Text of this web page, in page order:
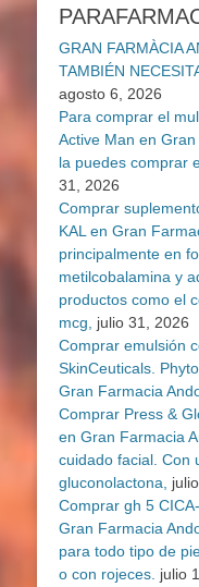
GRAN FARMÀCIA
TAMBIÉN
agosto 6, 2026
Para comprar el
Active Man en
la puedes comprar
31, 2026
Comprar
KAL en Gran
principalmente en
metilcobalamina y
productos como el
mcg,
julio 31, 2026
Comprar emulsión
SkinCeuticals.
Gran Farmacia
Comprar Press &
en Gran Farmacia
cuidado facial. Con
gluconolactona,
Comprar gh 5
Gran Farmacia
para todo tipo de
o con rojeces. julio